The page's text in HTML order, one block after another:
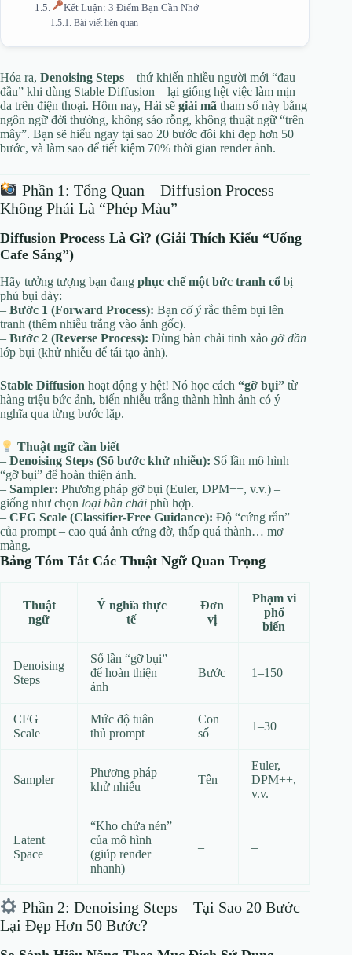
Kết Luận: 3 Điểm Bạn Cần Nhớ
Bài viết liên quan
Hóa ra, Denoising Steps – thứ khiến nhiều người mới “đau
đầu” khi dùng Stable Diffusion – lại giống hệt việc làm mịn
da trên điện thoại. Hôm nay, Hải sẽ giải mã tham số này bằng
ngôn ngữ đời thường, không sáo rỗng, không thuật ngữ “trên
mây”. Bạn sẽ hiểu ngay tại sao 20 bước đôi khi đẹp hơn 50
bước, và làm sao để tiết kiệm 70% thời gian render ảnh.
Phần 1: Tổng Quan – Diffusion Process
Không Phải Là “Phép Màu”
Diffusion Process Là Gì? (Giải Thích Kiểu “Uống
Cafe Sáng”)
Hãy tưởng tượng bạn đang phục chế một bức tranh cổ bị
phủ bụi dày:
– Bước 1 (Forward Process): Bạn cố ý rắc thêm bụi lên
tranh (thêm nhiễu trắng vào ảnh gốc).
– Bước 2 (Reverse Process): Dùng bàn chải tinh xảo gỡ dần
lớp bụi (khử nhiễu để tái tạo ảnh).
Stable Diffusion hoạt động y hệt! Nó học cách “gỡ bụi” từ
hàng triệu bức ảnh, biến nhiễu trắng thành hình ảnh có ý
nghĩa qua từng bước lặp.
Thuật ngữ cần biết
– Denoising Steps (Số bước khử nhiễu): Số lần mô hình
“gỡ bụi” để hoàn thiện ảnh.
– Sampler: Phương pháp gỡ bụi (Euler, DPM++, v.v.) –
giống như chọn loại bàn chải phù hợp.
– CFG Scale (Classifier-Free Guidance): Độ “cứng rắn”
của prompt – cao quá ảnh cứng đờ, thấp quá thành… mơ
màng.
Bảng Tóm Tắt Các Thuật Ngữ Quan Trọng
Thuật
ngữ
Ý nghĩa thực
tế
Đơn
vị
Phạm vi
phổ
biến
Denoising
Steps
Số lần “gỡ bụi”
để hoàn thiện
ảnh
Bước 1–150
CFG
Scale
Mức độ tuân
thủ prompt
Con
số
1–30
Sampler
Phương pháp
khử nhiễu
Tên
Euler,
DPM++,
v.v.
Latent
Space
“Kho chứa nén”
của mô hình
(giúp render
nhanh)
– –
Phần 2: Denoising Steps – Tại Sao 20 Bước
Lại Đẹp Hơn 50 Bước?